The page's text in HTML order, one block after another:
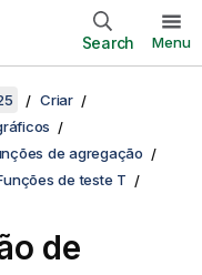
Search Menu
Criar
de agregação
de teste T
de